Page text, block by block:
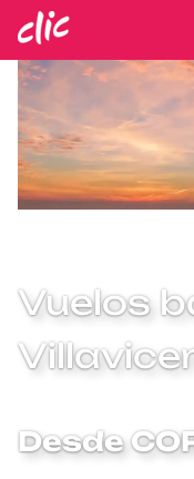
Vuelos
Desde